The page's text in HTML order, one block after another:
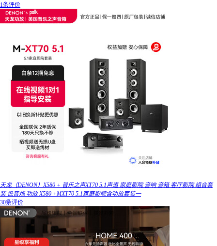
1条评价
天龙（DENON）X580 + 普乐之声XT70 5.1声道 家庭影院 音响 音箱 客厅影院 组合套
装 低音炮 功放 X580 +MXT70 5.1家庭影院含功放套装一
30条评价